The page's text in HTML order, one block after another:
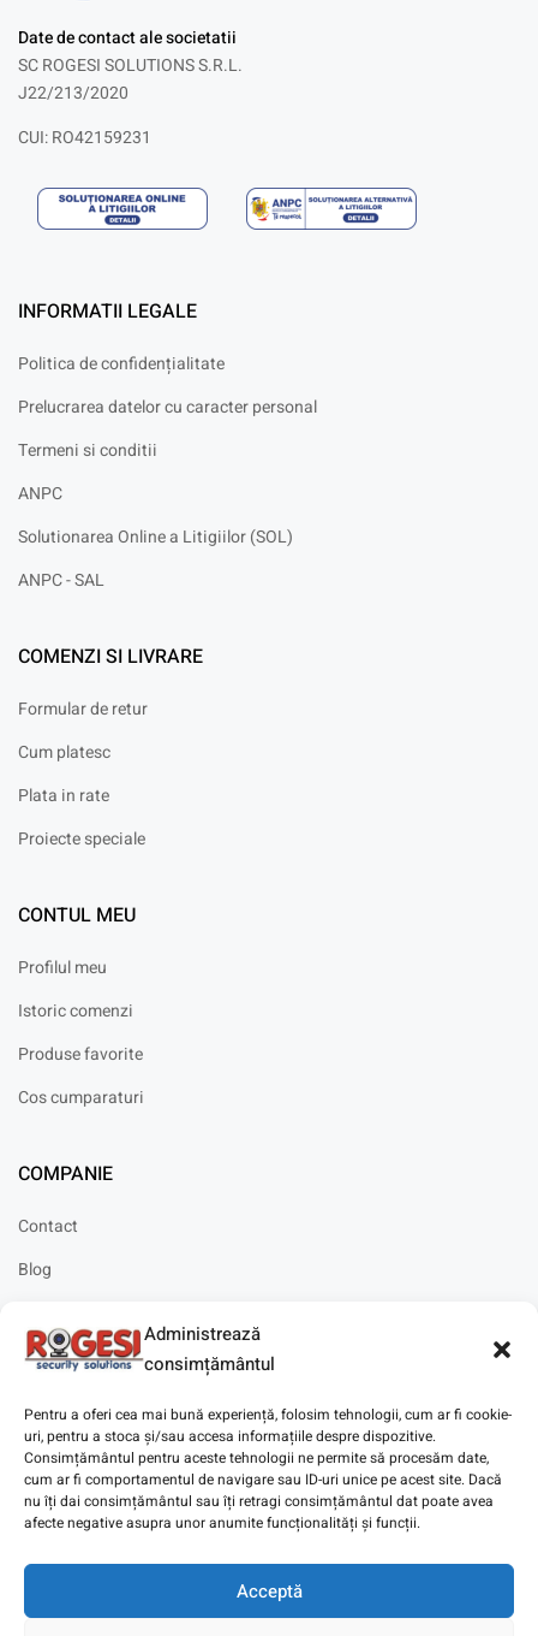
Administrează
consimțământul
Pentru a oferi cea mai bună experiență, folosim tehnologii, cum ar fi cookie-
uri, pentru a stoca și/sau accesa informațiile despre dispozitive.
Consimțământul pentru aceste tehnologii ne permite să procesăm date,
cum ar fi comportamentul de navigare sau ID-uri unice pe acest site. Dacă
nu îți dai consimțământul sau îți retragi consimțământul dat poate avea
afecte negative asupra unor anumite funcționalități și funcții.
Acceptă
Date de contact ale societatii
SC ROGESI SOLUTIONS S.R.L.
J22/213/2020
CUI: RO42159231
INFORMATII LEGALE
Politica de confidențialitate
Prelucrarea datelor cu caracter personal
Termeni si conditii
ANPC
Solutionarea Online a Litigiilor (SOL)
ANPC - SAL
COMENZI SI LIVRARE
Formular de retur
Cum platesc
Plata in rate
Proiecte speciale
CONTUL MEU
Profilul meu
Istoric comenzi
Produse favorite
Cos cumparaturi
COMPANIE
Contact
Blog
Solicitare instalare
Copyright © 2025Digitaz.